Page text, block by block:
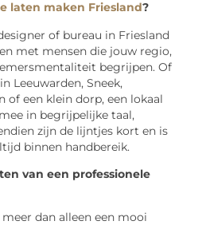
laten maken Friesland?
of bureau in Friesland
met mensen die jouw regio,
begrijpen. Of
Leeuwarden, Sneek,
of een klein dorp, een lokaal
in begrijpelijke taal,
zijn de lijntjes kort en is
binnen handbereik.
van een professionele
dan alleen een mooi